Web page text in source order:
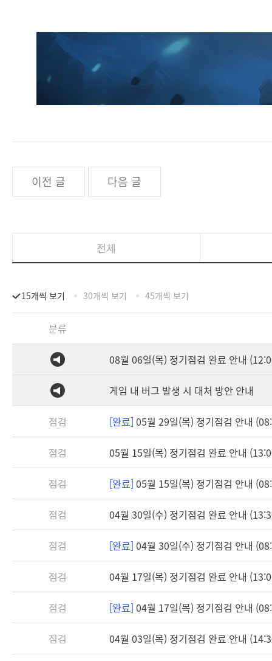
이전 글 다음 글
전체
15개씩 보기 30개씩 보기 45개씩 보기
분류
08월 06일(목) 정기점검 완료 안내
게임 내 버그 발생 시 대처 방안 안내
점검 [완료] 05월 29일(목) 정기점검 안내
점검 05월 15일(목) 정기점검 완료 안내
점검 [완료] 05월 15일(목) 정기점검 안내
점검 04월 30일(수) 정기점검 완료 안내
점검 [완료] 04월 30일(수) 정기점검 안내
점검 04월 17일(목) 정기점검 완료 안내
점검 [완료] 04월 17일(목) 정기점검 안내
점검 04월 03일(목) 정기점검 완료 안내